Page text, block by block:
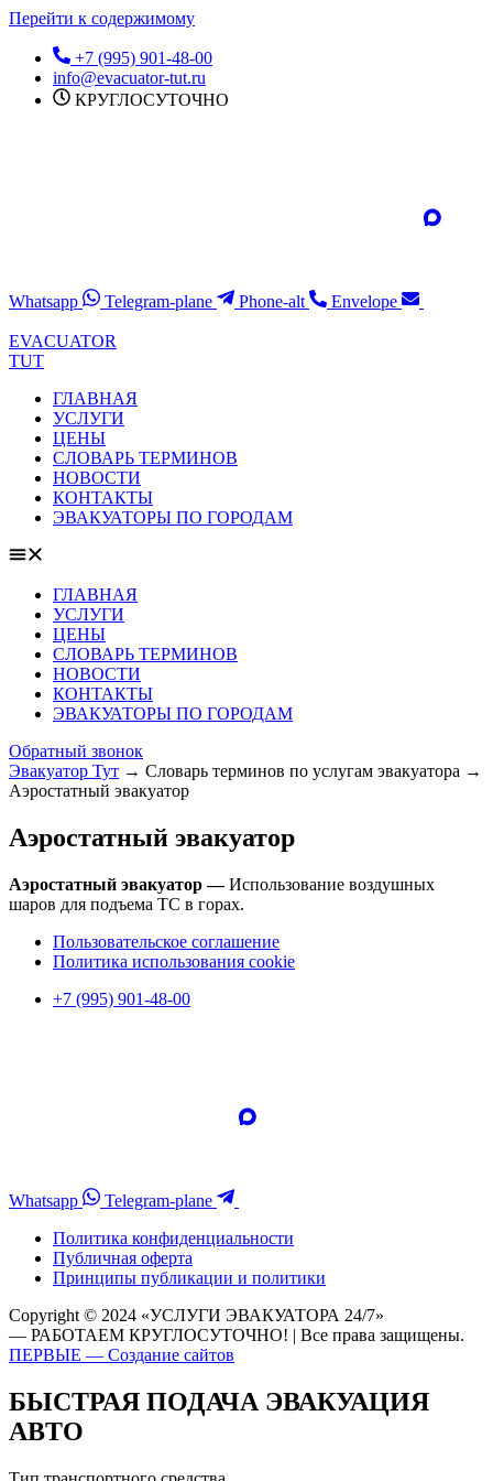
Перейти к содержимому
+7 (995) 901-48-00
info@evacuator-tut.ru
КРУГЛОСУТОЧНО
Whatsapp Telegram-plane Phone-alt Envelope
EVACUATOR
TUT
ГЛАВНАЯ
УСЛУГИ
ЦЕНЫ
СЛОВАРЬ ТЕРМИНОВ
НОВОСТИ
КОНТАКТЫ
ЭВАКУАТОРЫ ПО ГОРОДАМ
ГЛАВНАЯ
УСЛУГИ
ЦЕНЫ
СЛОВАРЬ ТЕРМИНОВ
НОВОСТИ
КОНТАКТЫ
ЭВАКУАТОРЫ ПО ГОРОДАМ
Обратный звонок
Эвакуатор Тут → Словарь терминов по услугам эвакуатора →
Аэростатный эвакуатор
Аэростатный эвакуатор
Аэростатный эвакуатор —Использование воздушных
шаров для подъема ТС в горах.
Пользовательское соглашение
Политика использования cookie
+7 (995) 901-48-00
Whatsapp
Telegram-plane
Политика конфиденциальности
Публичная оферта
Принципы публикации и политики
Copyright © 2024 «УСЛУГИ ЭВАКУАТОРА 24/7»
— РАБОТАЕМ КРУГЛОСУТОЧНО! | Все права защищены.
ПЕРВЫЕ — Создание сайтов
БЫСТРАЯ ПОДАЧА ЭВАКУАЦИЯ
АВТО